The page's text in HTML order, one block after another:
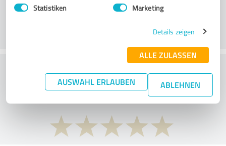
Statistiken Marketing
Details zeigen
ALLE ZULASSEN
AUSWAHL ERLAUBEN ABLEHNEN
Fiyat/performans oranı hakkında ne
düşünüyorsunuz?